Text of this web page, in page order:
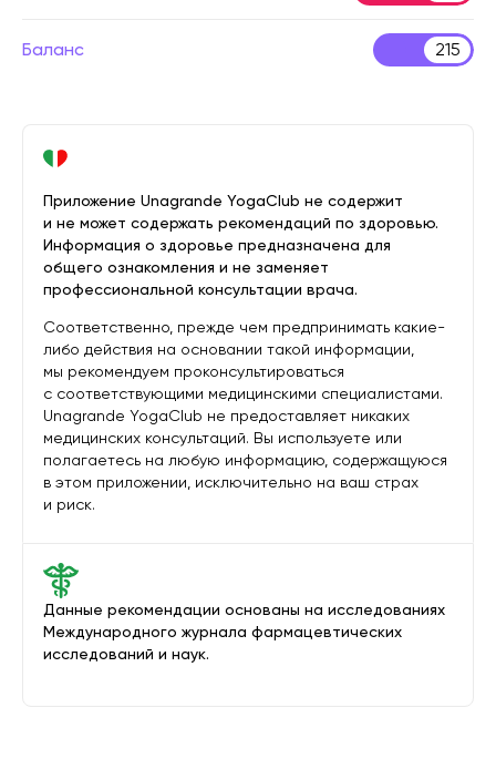
Баланс 215
Данные рекомендации основаны на исследованиях
Международного журнала фармацевтических
исследований и наук.
Приложение Unagrande YogaClub не содержит
и не может содержать рекомендаций по здоровью.
Информация о здоровье предназначена для
общего ознакомления и не заменяет
профессиональной консультации врача.
Соответственно, прежде чем предпринимать какие-
либо действия на основании такой информации,
мы рекомендуем проконсультироваться
с соответствующими медицинскими специалистами.
Unagrande YogaClub не предоставляет никаких
медицинских консультаций. Вы используете или
полагаетесь на любую информацию, содержащуюся
в этом приложении, исключительно на ваш страх
и риск.